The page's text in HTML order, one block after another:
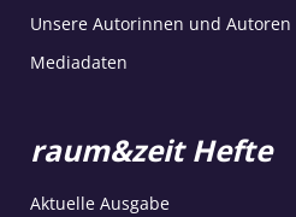
Unsere Autorinnen und Autoren
Mediadaten
raum&zeit Hefte
Aktuelle Ausgabe